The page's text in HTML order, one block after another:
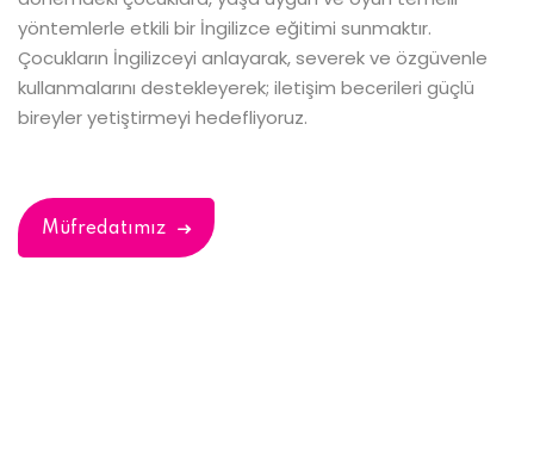
yöntemlerle etkili bir İngilizce eğitimi sunmaktır.
Çocukların İngilizceyi anlayarak, severek ve özgüvenle
kullanmalarını destekleyerek; iletişim becerileri güçlü
bireyler yetiştirmeyi hedefliyoruz.
Müfredatımız